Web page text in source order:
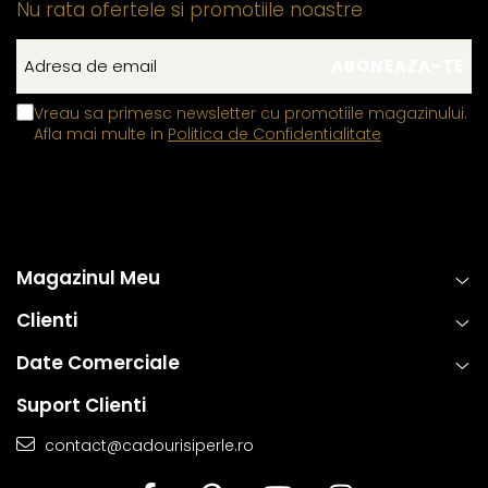
Nu rata ofertele si promotiile noastre
Vreau sa primesc newsletter cu promotiile magazinului.
Afla mai multe in Politica de Confidentialitate
Magazinul Meu
Clienti
Date Comerciale
Suport Clienti
contact@cadourisiperle.ro